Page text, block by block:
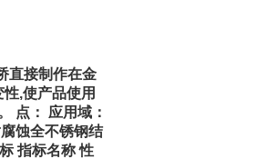
直接制作在金
,使产品使用
点： 应用域：
蚀全不锈钢结
指标名称 性